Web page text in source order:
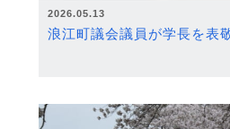
2026.05.13
浪江町議会議員が学長を表